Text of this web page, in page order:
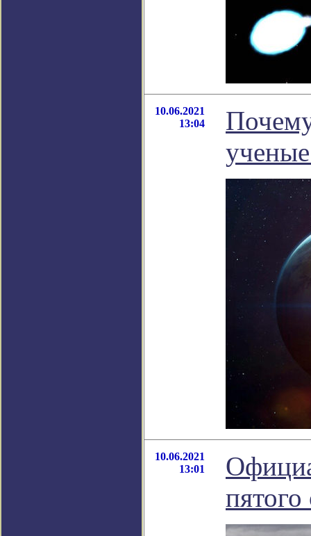
10.06.2021
13:04
10.06.2021
13:01